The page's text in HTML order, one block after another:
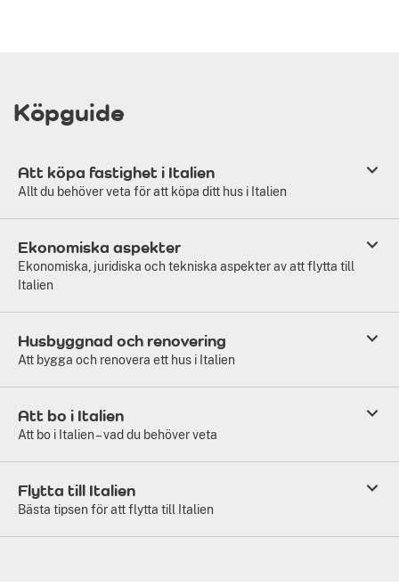
Köpguide
Att köpa fastighet i Italien
Allt du behöver veta för att köpa ditt hus i Italien
Ekonomiska aspekter
Ekonomiska, juridiska och tekniska aspekter av att flytta till
Italien
Husbyggnad och renovering
Att bygga och renovera ett hus i Italien
Att bo i Italien
Att bo i Italien – vad du behöver veta
Flytta till Italien
Bästa tipsen för att flytta till Italien